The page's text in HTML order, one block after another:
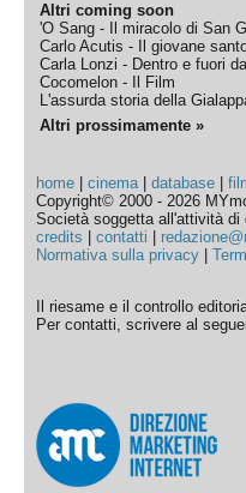
Altri coming soon
'O Sang - Il miracolo di San
Carlo Acutis - Il giovane
Carla Lonzi - Dentro e fuori
Cocomelon - Il Film
L'assurda storia della
Altri prossimamente »
home |cinema|database |
Copyright© 2000 - 2026
Società soggetta all'attività
credits |contatti
Normativa sulla privacy |
Il riesame e il controllo
Per contatti, scrivere al